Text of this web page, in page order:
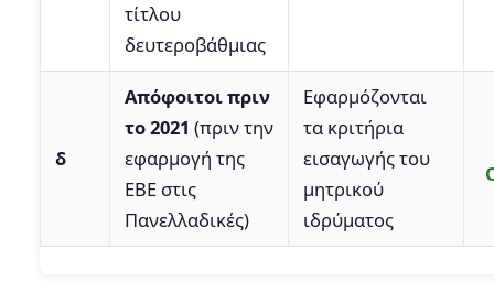
τίτλου
δευτεροβάθμιας
δ
Απόφοιτοι πριν
το 2021 (πριν την
εφαρμογή της
ΕΒΕ στις
Πανελλαδικές)
Εφαρμόζονται
τα κριτήρια
εισαγωγής του
μητρικού
ιδρύματος